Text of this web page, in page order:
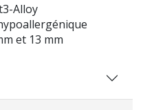
Alloy
et 13 mm